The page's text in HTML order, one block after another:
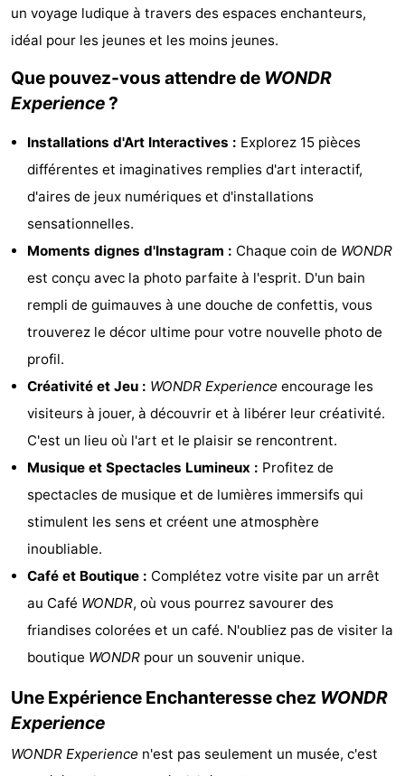
Monuments
-
Églises
-
Points
vue
Attractions
Croisières
Experiences
Villages
villes
Visites
guidées
Sports
Faire
vélo
Randonnée
Divertissement
Vie
Nocturne
Aliments
Boissons
Shopping
Marchés
Magasins
du
vélo
Événements
Spécial
un voyage ludique à travers des espaces enchanteurs,
idéal pour les jeunes et les moins jeunes.
Que pouvez-vous attendre de WONDR
Experience?
Installations d'Art Interactives : Explorez 15 pièces
différentes et imaginatives remplies d'art interactif,
d'aires de jeux numériques et d'installations
sensationnelles.
Moments dignes d'Instagram : Chaque coin de WONDR
est conçu avec la photo parfaite à l'esprit. D'un bain
rempli de guimauves à une douche de confettis, vous
trouverez le décor ultime pour votre nouvelle photo de
profil.
Créativité et Jeu : WONDR Experience encourage les
visiteurs à jouer, à découvrir et à libérer leur créativité.
C'est un lieu où l'art et le plaisir se rencontrent.
Musique et Spectacles Lumineux : Profitez de
spectacles de musique et de lumières immersifs qui
stimulent les sens et créent une atmosphère
inoubliable.
Café et Boutique : Complétez votre visite par un arrêt
au Café WONDR, où vous pourrez savourer des
friandises colorées et un café. N'oubliez pas de visiter la
boutique WONDR pour un souvenir unique.
Une Expérience Enchanteresse chez WONDR
Experience
WONDR Experience n'est pas seulement un musée, c'est